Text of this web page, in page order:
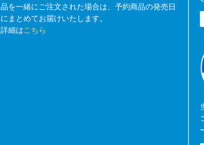
品を一緒にご注文された場合は、予約商品の発売日
にまとめてお届けいたします。
詳細はこちら